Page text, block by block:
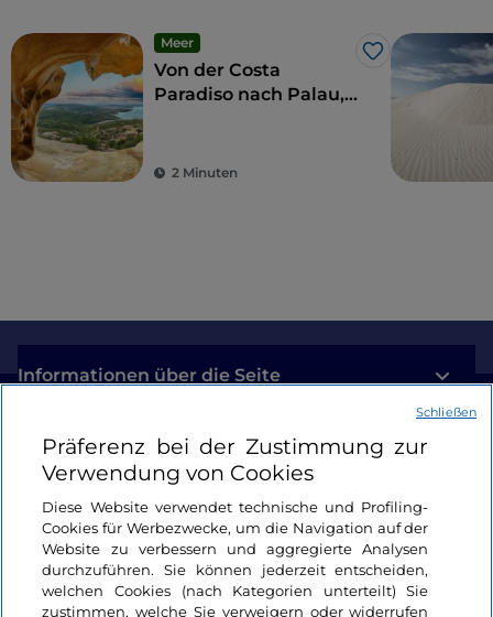
Meer
Like
Von der Costa
Paradiso nach Palau,
2 Minuten
Informationen über die Seite
Nützliche Links
Login
Bleiben wir in Kontakt
Präferenz bei der Zustimmung zur
Verwendung von Cookies
Diese Website verwendet technische und Profiling-
Cookies für Werbezwecke, um die Navigation auf der
Website zu verbessern und aggregierte Analysen
durchzuführen. Sie können jederzeit entscheiden,
welchen Cookies (nach Kategorien unterteilt) Sie
zustimmen, welche Sie verweigern oder widerrufen
Schließen